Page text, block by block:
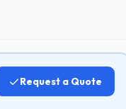
Request a Quote